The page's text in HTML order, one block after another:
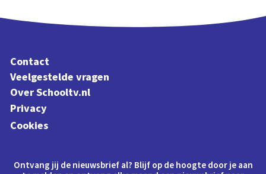
Contact
Veelgestelde vragen
Over Schooltv.nl
Privacy
Cookies
Ontvang jij de nieuwsbrief al? Blijf op de hoogte door je aan